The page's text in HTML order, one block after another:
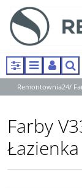
PanelMenuPanel
Remontownia24/
Farby
Łazienka